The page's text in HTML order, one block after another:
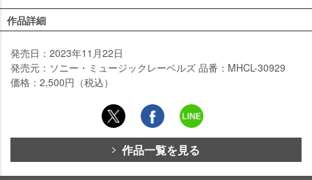
作品詳細
発売日：2023年11月22日
発売元：ソニー・ミュージックレーベルズ 品番：MHCL-30929
価格：2,500円（税込）
作品一覧を見る